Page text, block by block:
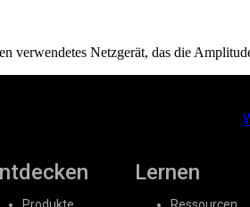
verwendetes Netzgerät, das die
Lernen